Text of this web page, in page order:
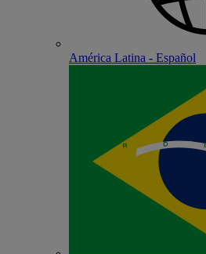
América Latina - Español